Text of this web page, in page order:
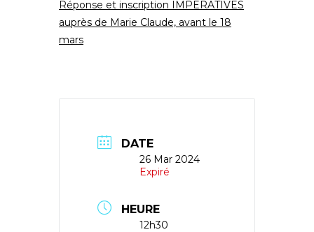
Réponse et inscription IMPERATIVES
auprès de Marie Claude, avant le 18
mars
DATE
26 Mar 2024
Expiré
HEURE
12h30